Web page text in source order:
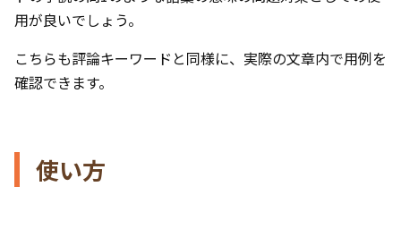
用が良いでしょう。
こちらも評論キーワードと同様に、実際の文章内で用例を
確認できます。
使い方